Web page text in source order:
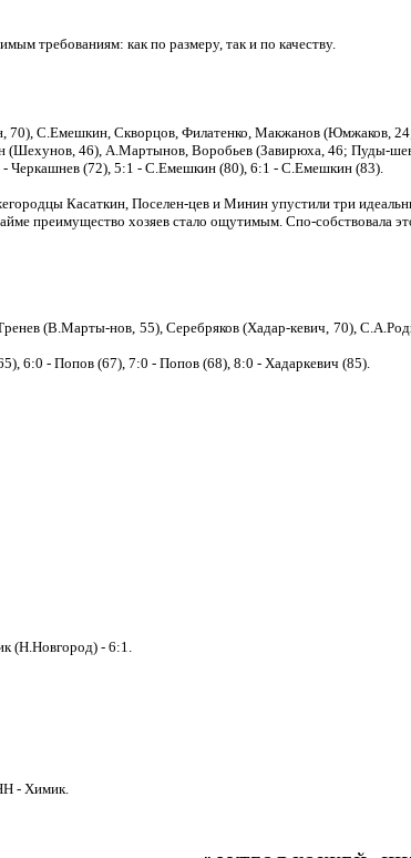
требованиям: как по размеру, так и по качеству.
С.Емешкин, Скворцов, Филатенко, Макжанов (Юмжаков,
46), А.Мартынов, Воробьев (Завирюха, 46; Пуды-
Черкашнев (72), 5:1 - С.Емешкин (80), 6:1 - С.Емешкин (83).
Касаткин, Поселен-цев и Минин упустили три
преимущество хозяев стало ощутимым. Спо-собствовала
(В.Марты-нов, 55), Серебряков (Хадар-кевич, 70),
6:0 - Попов (67), 7:0 - Попов (68), 8:0 - Хадаркевич (85).
(Н.Новгород) - 6:1.
- Химик.